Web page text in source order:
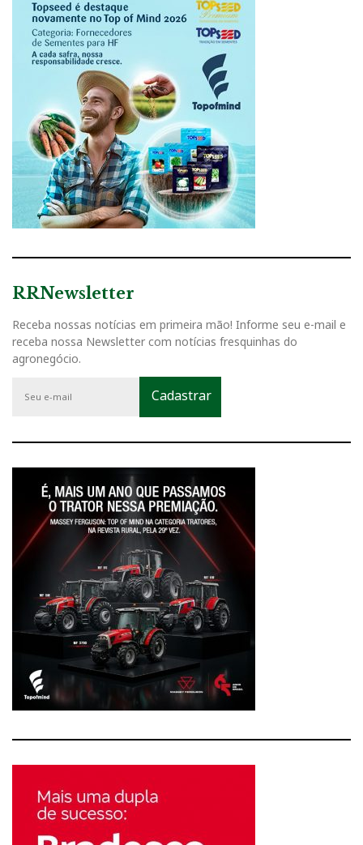
RRNewsletter
Receba nossas notícias em primeira mão! Informe seu e-mail e
receba nossa Newsletter com notícias fresquinhas do
agronegócio.